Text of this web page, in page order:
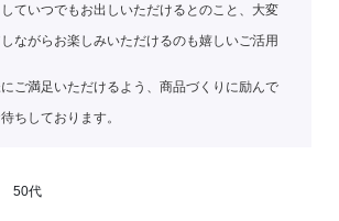
ていつでもお出しいただけるとのこと、大変
ながらお楽しみいただけるのも嬉しいご活用
ご満足いただけるよう、商品づくりに励んで
ちしております。
50代